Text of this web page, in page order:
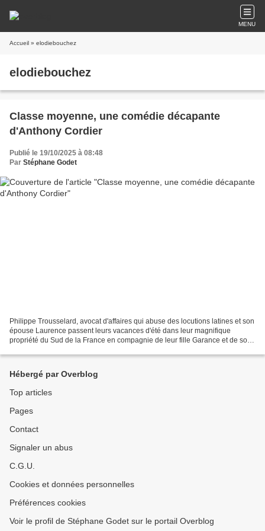
MENU
Accueil » elodiebouchez
elodiebouchez
Classe moyenne, une comédie décapante
d'Anthony Cordier
Publié le 19/10/2025 à 08:48
Par Stéphane Godet
Philippe Trousselard, avocat d'affaires qui abuse des locutions latines et son
épouse Laurence passent leurs vacances d'été dans leur magnifique
propriété du Sud de la France en compagnie de leur fille Garance et de son
Hébergé par Overblog
Top articles
Pages
Contact
Signaler un abus
C.G.U.
Cookies et données personnelles
Préférences cookies
Voir le profil de Stéphane Godet sur le portail Overblog